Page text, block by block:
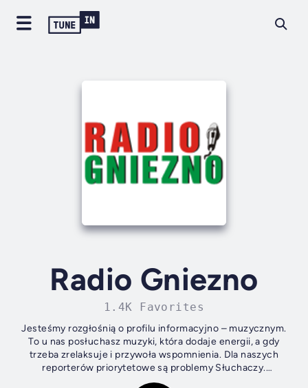
Radio Gniezno
1.4K Favorites
Jesteśmy rozgłośnią o profilu informacyjno – muzycznym.
To u nas posłuchasz muzyki, która dodaje energii, a gdy
trzeba zrelaksuje i przywoła wspomnienia. Dla naszych
reporterów priorytetowe są problemy Słuchaczy.
Zwyczajnie, interesują nas Wasze...